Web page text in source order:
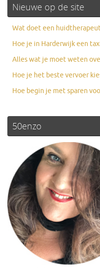
Nieuwe op de site
Wat doet een
Hoe je in Harderwijk een
Alles wat je moet weten
Hoe je het beste vervoer
Hoe begin je met sparen
50enzo